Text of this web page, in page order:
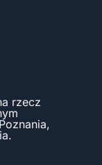
rzecz